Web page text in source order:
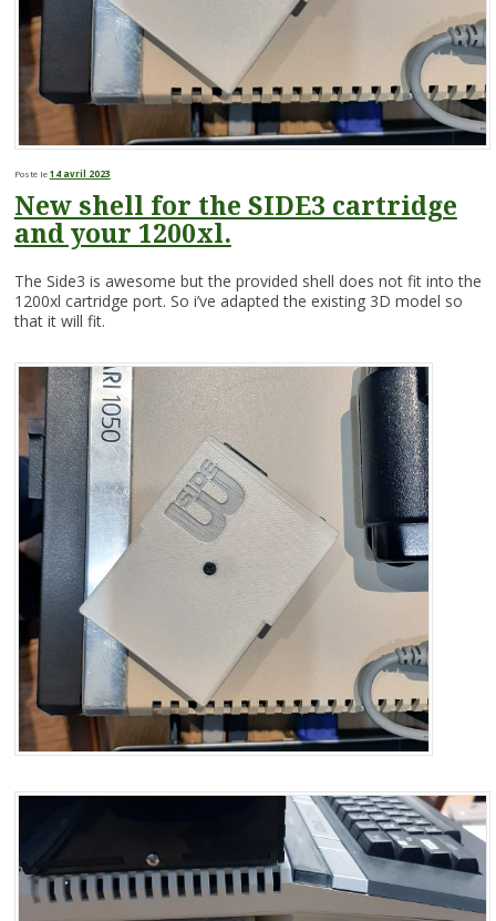
Posté le14 avril 2023
New shell for the SIDE3 cartridge
and your 1200xl.
The Side3 is awesome but the provided shell does not fit into the
1200xl cartridge port. So i’ve adapted the existing 3D model so
that it will fit.